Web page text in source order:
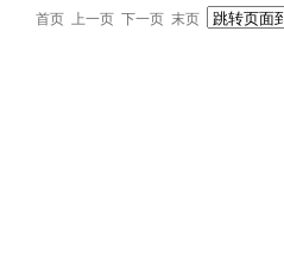
首页 上一页 下一页 末页